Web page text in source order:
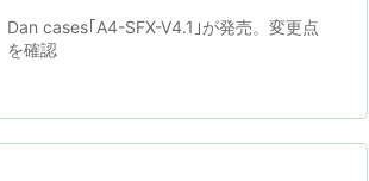
Dan cases｢A4-SFX-V4.1｣が発売。変更点
を確認